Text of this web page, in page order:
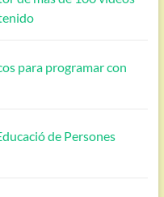
para programar con
de Persones